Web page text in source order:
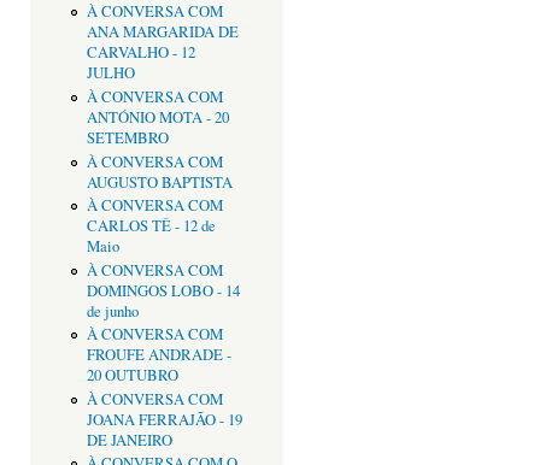
À CONVERSA COM
ANA MARGARIDA DE
CARVALHO - 12
JULHO
À CONVERSA COM
ANTÓNIO MOTA - 20
SETEMBRO
À CONVERSA COM
AUGUSTO BAPTISTA
À CONVERSA COM
CARLOS TÊ - 12 de
Maio
À CONVERSA COM
DOMINGOS LOBO - 14
de junho
À CONVERSA COM
FROUFE ANDRADE -
20 OUTUBRO
À CONVERSA COM
JOANA FERRAJÃO - 19
DE JANEIRO